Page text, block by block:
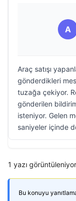
A
Araç satışı
gönderdikleri
tuzağa çekiyor.
gönderilen
isteniyor. Gelen
saniyeler içinde
1 yazı
Bu konuyu